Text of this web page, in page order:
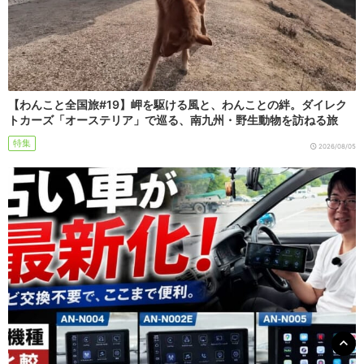
【わんこと全国旅#19】岬を駆ける風と、わんことの絆。ダイレク
トカーズ「オーステリア」で巡る、南九州・野生動物を訪ねる旅
特集 2026/08/05